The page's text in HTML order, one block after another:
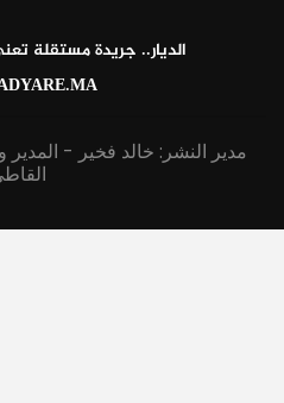
الديار.. جريدة مستقلة
مدير النشر: خالد فخير -